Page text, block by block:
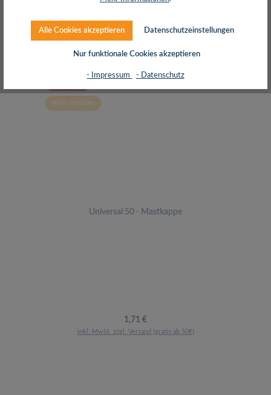
Regulärer Preis:
9,47 €
inkl. MwSt. zzgl. Versand (gratis ab 50€)
Nicht vorrätiges
Universal 50 - Mastkappe
Regulärer Preis:
1,71 €
inkl. MwSt. zzgl. Versand (gratis ab 50€)
Alle Cookies akzeptieren Datenschutzeinstellungen
Nur funktionale Cookies akzeptieren
- Impressum - Datenschutz